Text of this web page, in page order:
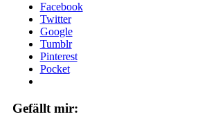
Facebook
Twitter
Google
Tumblr
Pinterest
Pocket
Gefällt mir: